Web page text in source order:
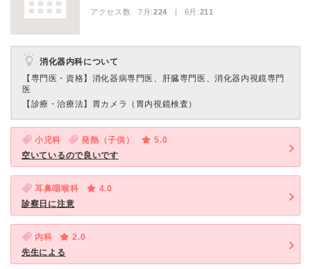
アクセス数 7月:224 | 6月:211
消化器内科について
【専門医・資格】 消化器病専門医、肝臓専門医、消化器内視鏡専門
医
【診療・治療法】 胃カメラ（胃内視鏡検査）
小児科 発熱（子供）
5.0
空いているので良いです
耳鼻咽喉科
4.0
診察日に注意
内科
2.0
先生による